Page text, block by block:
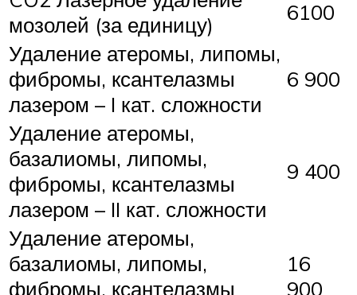
мозолей (за единицу)
6100
Удаление атеромы, липомы,
фибромы, ксантелазмы
лазером – I кат. сложности
6 900
Удаление атеромы,
базалиомы, липомы,
фибромы, ксантелазмы
лазером – II кат. сложности
9 400
Удаление атеромы,
базалиомы, липомы,
фибромы, ксантелазмы
16
900